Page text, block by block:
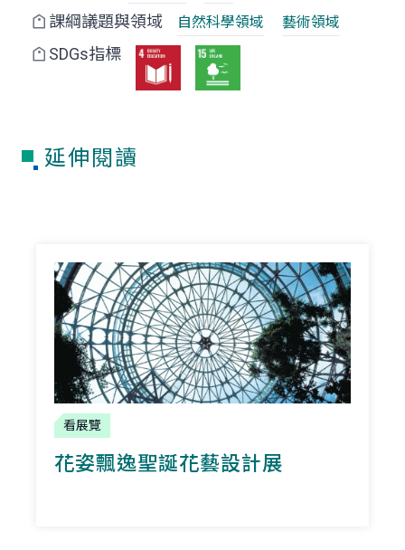
課綱議題與領域 自然科學領域 藝術領域
SDGs指標
延伸閱讀
看展覽
花姿飄逸聖誕花藝設計展